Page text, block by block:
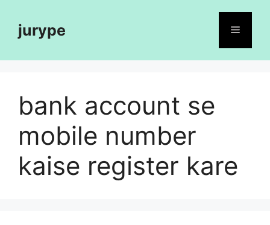
contentjurype Menu
bank account se
mobile number
kaise register kare